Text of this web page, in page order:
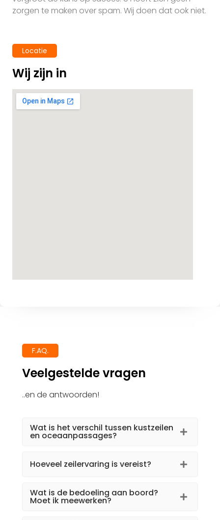
zorgen te maken over spam. Wij doen dat ook niet.
Locatie
Wij zijn in
F.AQ.
Veelgestelde vragen
..en de antwoorden!
Wat is het verschil tussen kustzeilen
en oceaanpassages?
Hoeveel zeilervaring is vereist?
Wat is de bedoeling aan boord?
Moet ik meewerken?